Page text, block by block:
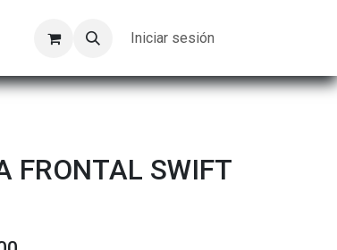
Trabajos Iniciar sesión
FRONTAL SWIFT